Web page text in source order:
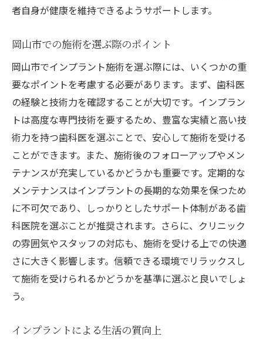
者自身が健康を維持できるようサポートします。
岡山市での施術を選ぶ際のポイント
岡山市でインプラント施術を選ぶ際には、いくつかの重
要なポイントを考慮する必要があります。まず、歯科医
の経験と技術力を確認することが大切です。インプラン
トは高度な専門技術を要するため、豊富な実績と高い技
術力を持つ歯科医を選ぶことで、安心して施術を受ける
ことができます。また、施術後のフォローアップやメン
テナンスが充実しているかどうかも重要です。定期的な
メンテナンスはインプラントの長期的な効果を保つため
に不可欠であり、しっかりとしたサポート体制がある歯
科医院を選ぶことが推奨されます。さらに、クリニック
の雰囲気やスタッフの対応も、施術を受ける上での快適
さに大きく影響します。信頼できる環境でリラックスし
て施術を受けられるかどうかを基準に選ぶと良いでしょ
う。
インプラントによる生活の質向上